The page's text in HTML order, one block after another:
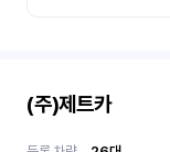
(주)제트카